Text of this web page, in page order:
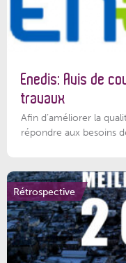
Enedis: Avis de
travaux
Afin d’améliorer la
répondre aux besoins
Rétrospective